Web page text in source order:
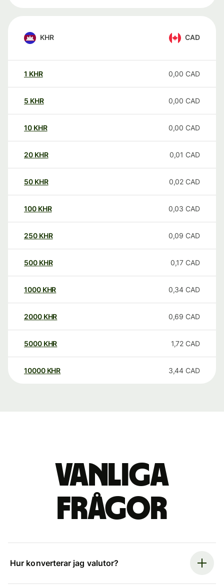
KHR CAD
1 KHR 0,00 CAD
5 KHR 0,00 CAD
10 KHR 0,00 CAD
20 KHR 0,01 CAD
50 KHR 0,02 CAD
100 KHR 0,03 CAD
250 KHR 0,09 CAD
500 KHR 0,17 CAD
1000 KHR 0,34 CAD
2000 KHR 0,69 CAD
5000 KHR 1,72 CAD
10000 KHR 3,44 CAD
Vanliga
frågor
Hur konverterar jag valutor?